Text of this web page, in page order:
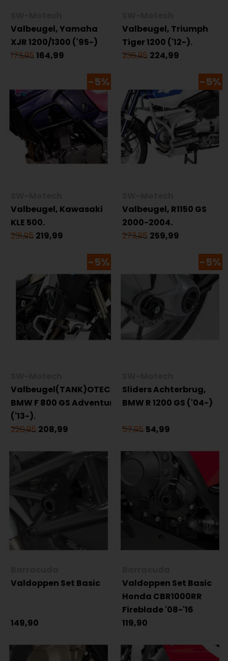
Valbeugel, Yamaha
XJR 1200/1300 ('95-)
173,95 164,99
Valbeugel, Triumph
Tiger 1200 ('12-).
236,95 224,99
-5%
Valbeugel, Kawasaki
KLE 500.
231,95 219,99
-5%
Valbeugel, R1150 GS
2000-2004.
273,95 259,99
-5%
Valbeugel(TANK)OTECH,
BMW F 800 GS Adventure
('13-).
220,95 208,99
-5%
Sliders Achterbrug,
BMW R 1200 GS ('04-)
57,95 54,99
Valdoppen Set Basic
149,90
Valdoppen Set Basic
Honda CBR1000RR
Fireblade '08-'16
119,90